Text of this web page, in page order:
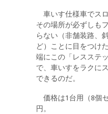
車いす仕様車でス
その場所が必ずしも
らない（非舗装路、
ど）ことに目をつけ
端にこの「レスステ
で、車いすをラクに
できるのだ。
価格は1台用（8個
円。